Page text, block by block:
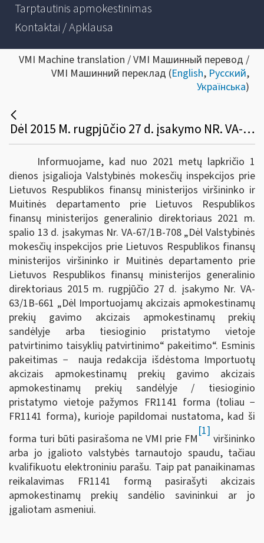
Tarptautinis apmokestinimas
Kontaktai / Apklausa
VMI Machine translation / VMI Машинный перевод /
VMI Машинний переклад (English, Русский,
Українська)
Dėl 2015 M. rugpjūčio 27 d. įsakymo NR. VA-63/1B-661 pakeitimo
Informuojame, kad nuo 2021 metų lapkričio 1
dienos įsigalioja Valstybinės mokesčių inspekcijos prie
Lietuvos Respublikos finansų ministerijos viršininko ir
Muitinės departamento prie Lietuvos Respublikos
finansų ministerijos generalinio direktoriaus 2021 m.
spalio 13 d. įsakymas Nr. VA-67/1B-708 „Dėl Valstybinės
mokesčių inspekcijos prie Lietuvos Respublikos finansų
ministerijos viršininko ir Muitinės departamento prie
Lietuvos Respublikos finansų ministerijos generalinio
direktoriaus 2015 m. rugpjūčio 27 d. įsakymo Nr. VA-
63/1B-661 „Dėl Importuojamų akcizais apmokestinamų
prekių gavimo akcizais apmokestinamų prekių
sandėlyje arba tiesioginio pristatymo vietoje
patvirtinimo taisyklių patvirtinimo“ pakeitimo“. Esminis
pakeitimas − nauja redakcija išdėstoma Importuotų
akcizais apmokestinamų prekių gavimo akcizais
apmokestinamų prekių sandėlyje / tiesioginio
pristatymo vietoje pažymos FR1141 forma (toliau −
FR1141 forma), kurioje papildomai nustatoma, kad ši
forma turi būti pasirašoma ne VMI prie FM
[1]
viršininko
arba jo įgalioto valstybės tarnautojo spaudu, tačiau
kvalifikuotu elektroniniu parašu. Taip pat panaikinamas
reikalavimas FR1141 formą pasirašyti akcizais
apmokestinamų prekių sandėlio savininkui ar jo
įgaliotam asmeniui.